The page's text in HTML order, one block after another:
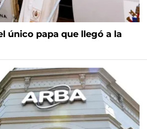
único papa que llegó a la